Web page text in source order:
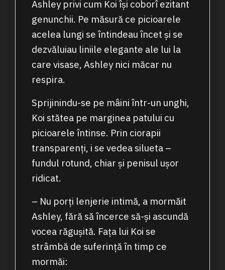
Ashley privi cum Koi își coborî ezitant
genunchii. Pe măsură ce picioarele
acelea lungi se întindeau încet și se
dezvăluiau liniile elegante ale lui la
care visase, Ashley nici măcar nu
respira.
Sprijinindu-se pe mâini într-un unghi,
Koi stătea pe marginea patului cu
picioarele întinse. Prin ciorapii
transparenți, i se vedea silueta –
fundul rotund, chiar și penisul ușor
ridicat.
– Nu porți lenjerie intimă, a mormăit
Ashley, fără să încerce să-și ascundă
vocea răgușită. Fața lui Koi se
strâmbă de suferință în timp ce
mormăi: